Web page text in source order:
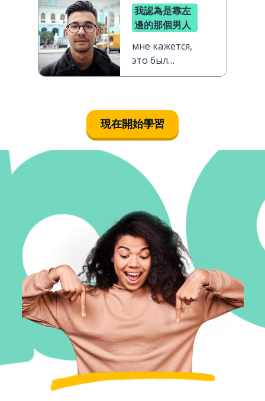
我認為是靠左
邊的那個男人
мне кажется,
это был
парень слева
現在開始學習